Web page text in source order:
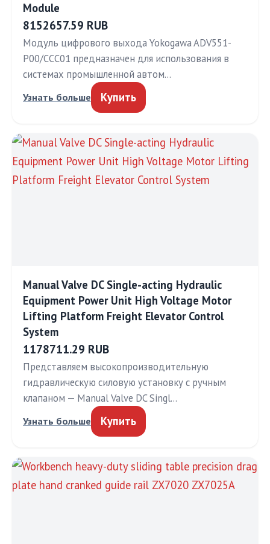
Module
8152657.59 RUB
Модуль цифрового выхода Yokogawa ADV551-
P00/CCC01 предназначен для использования в
системах промышленной автом…
Узнать больше Купить
Manual Valve DC Single-acting Hydraulic
Equipment Power Unit High Voltage Motor
Lifting Platform Freight Elevator Control
System
1178711.29 RUB
Представляем высокопроизводительную
гидравлическую силовую установку с ручным
клапаном — Manual Valve DC Singl…
Узнать больше Купить